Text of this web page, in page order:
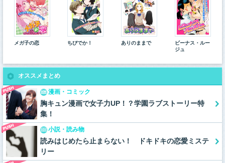
メガ子の恋 ちびでか！ ありのままで
ビーナス・ルー
ジュ
オススメまとめ
漫画・コミック
胸キュン漫画で女子力UP！？学園ラブストーリー特
集！
小説・読み物
読みはじめたら止まらない！ ドキドキの恋愛ミステ
リー